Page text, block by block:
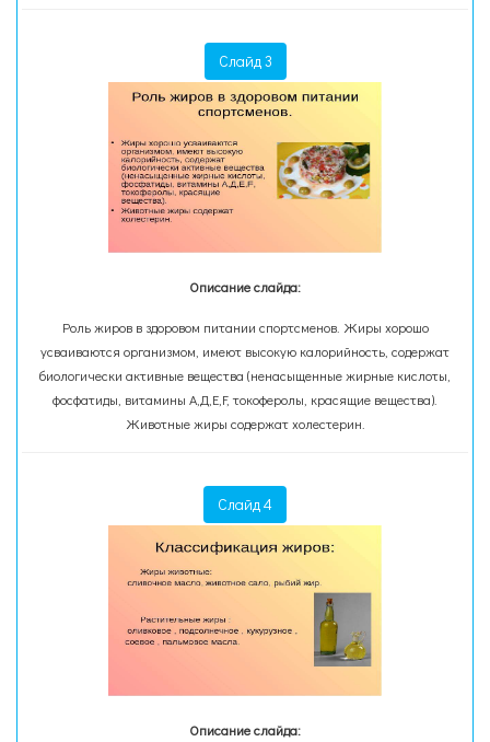
Слайд 3
Описание слайда:
Роль жиров в здоровом питании спортсменов. Жиры хорошо
усваиваются организмом, имеют высокую калорийность, содержат
биологически активные вещества (ненасыщенные жирные кислоты,
фосфатиды, витамины А,Д,Е,F, токоферолы, красящие вещества).
Животные жиры содержат холестерин.
Слайд 4
Описание слайда: